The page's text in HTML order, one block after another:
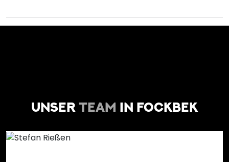
UNSER TEAM IN FOCKBEK